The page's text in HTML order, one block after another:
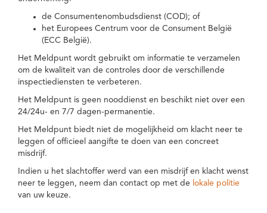
de Consumentenombudsdienst (COD); of
het Europees Centrum voor de Consument België
(ECC België).
Het Meldpunt wordt gebruikt om informatie te verzamelen
om de kwaliteit van de controles door de verschillende
inspectiediensten te verbeteren.
Het Meldpunt is geen nooddienst en beschikt niet over een
24/24u- en 7/7 dagen-permanentie.
Het Meldpunt biedt niet de mogelijkheid om klacht neer te
leggen of officieel aangifte te doen van een concreet
misdrijf.
Indien u het slachtoffer werd van een misdrijf en klacht wenst
neer te leggen, neem dan contact op met de lokale politie
van uw keuze.